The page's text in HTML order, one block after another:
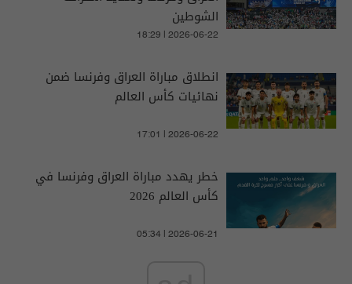
الشوطين
18:29 | 2026-06-22
انطلاق مباراة العراق وفرنسا ضمن
نهائيات كأس العالم
17:01 | 2026-06-22
خطر يهدد مباراة العراق وفرنسا في
كأس العالم 2026
05:34 | 2026-06-21